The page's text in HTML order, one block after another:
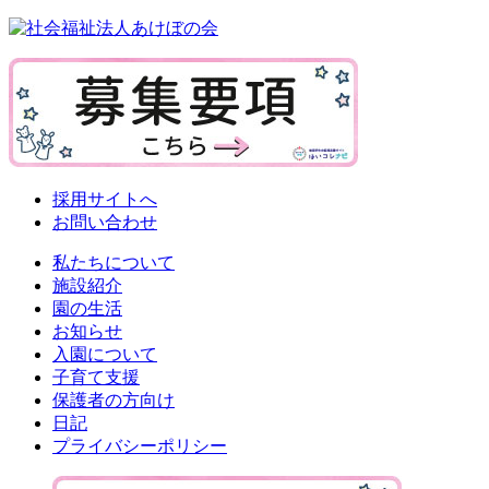
採用サイトへ
お問い合わせ
私たちについて
施設紹介
園の生活
お知らせ
入園について
子育て支援
保護者の方向け
日記
プライバシーポリシー